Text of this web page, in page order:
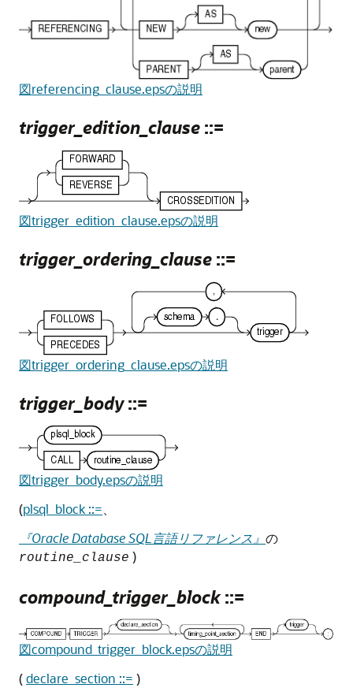
図referencing_clause.epsの説明
trigger_edition_clause ::=
図trigger_edition_clause.epsの説明
trigger_ordering_clause ::=
図trigger_ordering_clause.epsの説明
trigger_body::=
図trigger_body.epsの説明
(plsql_block ::=
『Oracle Database SQL言語リファレンス』 の
routine_clause )
compound_trigger_block::=
図compound_trigger_block.epsの説明
(declare_section ::= )